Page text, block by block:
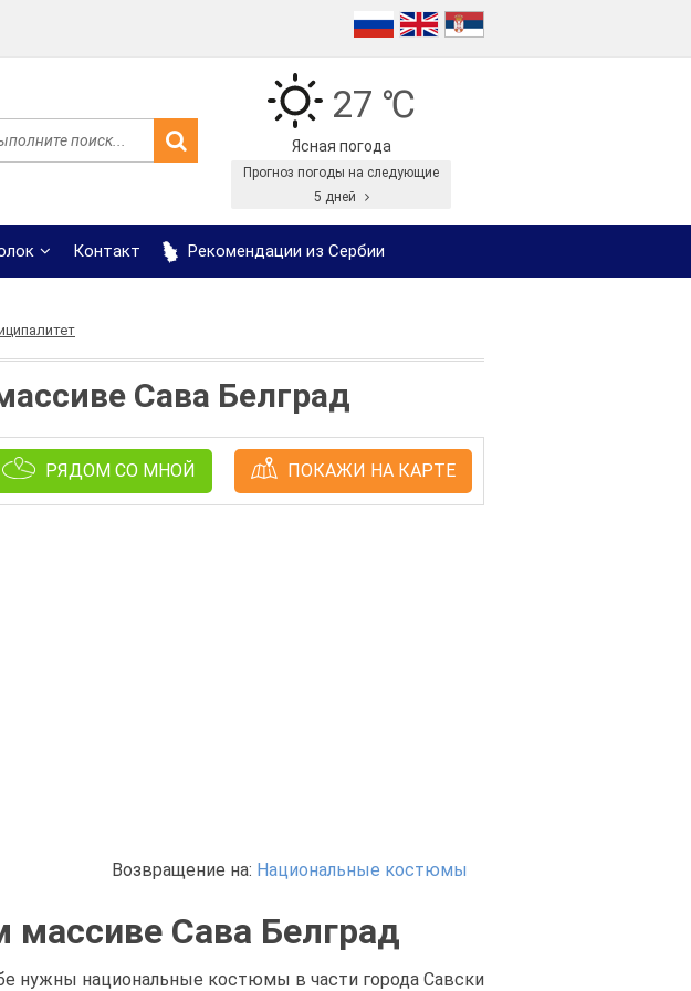
27 ℃
Ясная погода
Прогноз погоды на следующие
5 дней
Контакт Рекомендации из Сербии
Сава Белград
РЯДОМ СО МНОЙ ПОКАЖИ НА КАРТЕ
Возвращение на: Национальные костюмы
Сава Белград
нужны национальные костюмы в части города Савски